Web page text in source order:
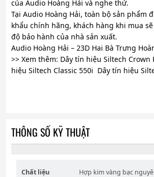
của Audio Hoàng Hải và nghe thử.
Tại Audio Hoàng Hải, toàn bộ sản phẩm
khẩu chính hãng, khách hàng khi mua
độ bảo hành của nhà sản xuất.
Audio Hoàng Hải – 23D Hai Bà Trưng
>> Xem thêm: Dây tín hiệu Siltech
hiệu Siltech Classic 550i Dây tín hiệu
THÔNG SỐ KỸ THUẬT
Chất liệu Hợp kim vàng bạc